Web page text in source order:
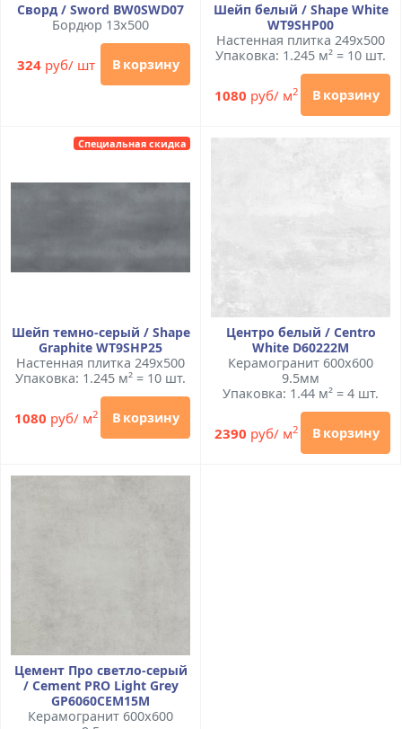
Сворд / Sword BW0SWD07
Бордюр 13x500
324руб/ шт В корзину
Шейп белый / Shape White
WT9SHP00
Настенная плитка 249x500
Упаковка: 1.245 м² = 10 шт.
1080 руб/ м2 В корзину
Специальная скидка
Шейп темно-серый / Shape
Graphite WT9SHP25
Настенная плитка 249x500
Упаковка: 1.245 м² = 10 шт.
1080 руб/ м2 В корзину
Центро белый / Centro
White D60222M
Керамогранит 600x600
9.5мм
Упаковка: 1.44 м² = 4 шт.
2390 руб/ м2 В корзину
Цемент Про светло-серый
/ Cement PRO Light Grey
GP6060CEM15M
Керамогранит 600x600